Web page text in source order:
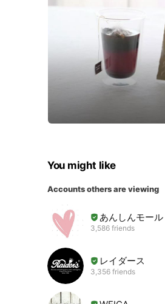
You might like
Accounts others are viewing
あんしんモール
3,586 friends
レイダース
3,356 friends